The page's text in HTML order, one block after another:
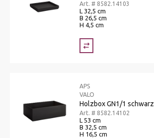
Art. # 8582.14103
L 32,5 cm
B 26,5 cm
H 4,5 cm
APS
VALO
Holzbox GN1/1 schwarz
Art. # 8582.14102
L 53 cm
B 32,5 cm
H 16,5 cm